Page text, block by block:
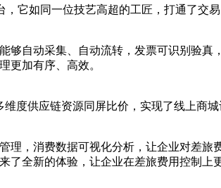
它如同一位技艺高超的工匠，打通了交
够自动采集、自动流转，发票可识别验
更加有序、高效。
维度供应链资源同屏比价，实现了线上商
理，消费数据可视化分析，让企业对差
全新的体验，让企业在差旅费用控制上